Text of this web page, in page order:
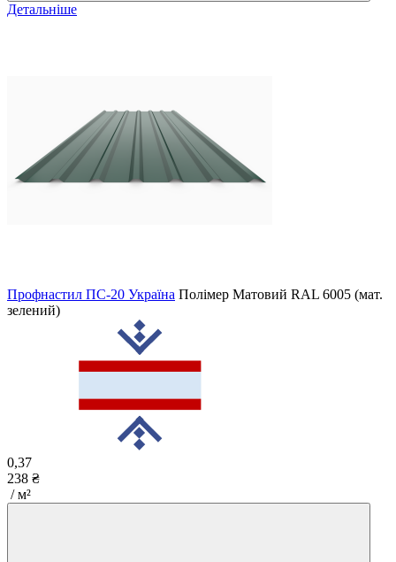
Детальніше
Профнастил ПС-20 Україна Полімер Матовий RAL 6005 (мат.
зелений)
0,37
238 ₴
/ м²